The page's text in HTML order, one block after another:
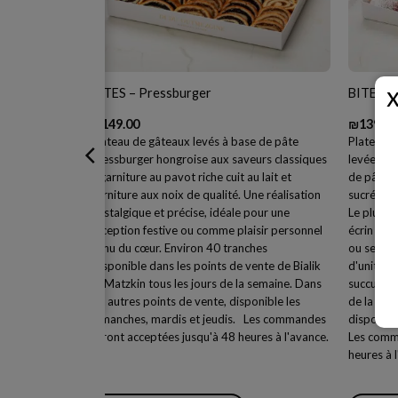
BITES – Pressburger
149.00
Plateau de gâteaux levés à base de pâte
Pressburger hongroise aux saveurs classiques
– garniture au pavot riche cuit au lait et
garniture aux noix de qualité. Une réalisation
nostalgique et précise, idéale pour une
réception festive ou comme plaisir personnel
venu du cœur. Environ 40 tranches
Disponible dans les points de vente de Bialik
et Matzkin tous les jours de la semaine. Dans
les autres points de vente, disponible les
dimanches, mardis et jeudis. Les commandes
seront acceptées jusqu'à 48 heures à l'avance.
BITES –
₪139.00
Plateau
levée
de pâte
sucré
Le plus
écrin de
ou se
d'unités
de la
Les
heures à